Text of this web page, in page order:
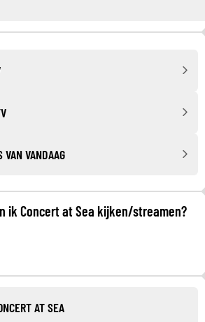
VANDAAG
ik Concert at Sea kijken/streamen?
AT SEA